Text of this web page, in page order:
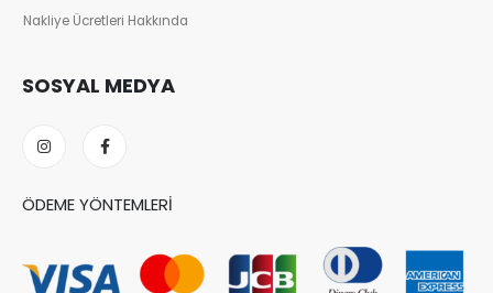
Nakliye Ücretleri Hakkında
SOSYAL MEDYA
ÖDEME YÖNTEMLERI